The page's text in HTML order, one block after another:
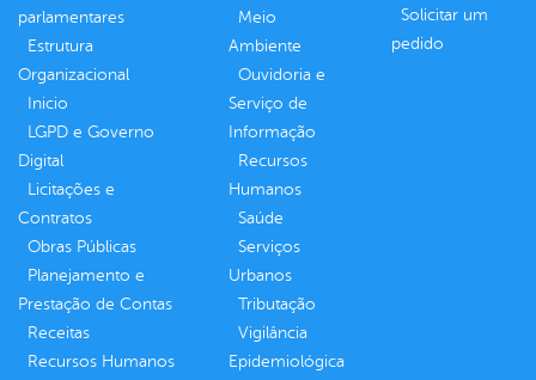
parlamentares
Estrutura
Organizacional
Inicio
LGPD e Governo
Digital
Licitações e
Contratos
Obras Públicas
Planejamento e
Prestação de Contas
Receitas
Recursos Humanos
Meio
Ambiente
Ouvidoria e
Serviço de
Informação
Recursos
Humanos
Saúde
Serviços
Urbanos
Tributação
Vigilância
Epidemiológica
Solicitar um
pedido